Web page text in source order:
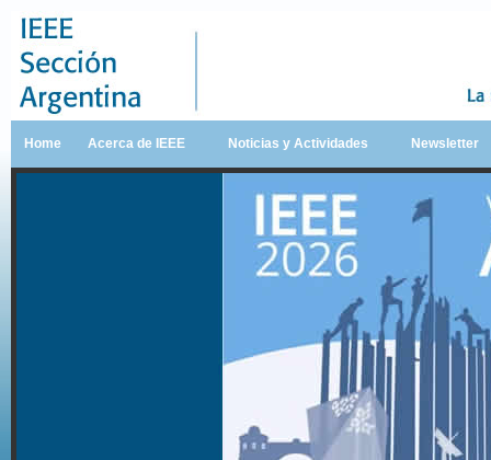
Home Acerca de IEEE Noticias y Actividades Newsletter